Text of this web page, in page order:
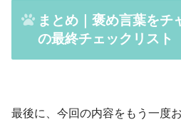
まとめ｜褒め言葉をチ
の最終チェックリスト
最後に、今回の内容をもう一度